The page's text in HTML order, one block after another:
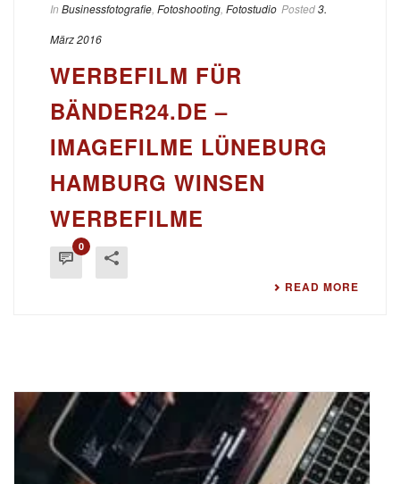
In Businessfotografie, Fotoshooting, Fotostudio Posted3.
März 2016
WERBEFILM FÜR
BÄNDER24.DE –
IMAGEFILME LÜNEBURG
HAMBURG WINSEN
WERBEFILME
0
READ MORE